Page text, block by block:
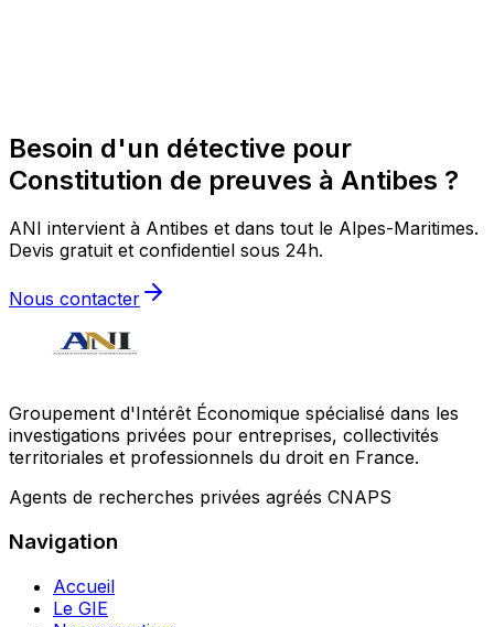
Besoin d'un détective pour
Constitution de preuves à Antibes ?
ANI intervient à Antibes et dans tout le Alpes-Maritimes.
Devis gratuit et confidentiel sous 24h.
Nous contacter
Groupement d'Intérêt Économique spécialisé dans les
investigations privées pour entreprises, collectivités
territoriales et professionnels du droit en France.
Agents de recherches privées agréés CNAPS
Navigation
Accueil
Le GIE